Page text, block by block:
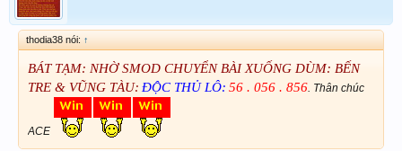
thodia38 nói: ↑
BÁT TẠM: NHỜ SMOD CHUYỂN BÀI XUỐNG DÙM: BẾN
TRE & VŨNG TÀU: ĐỘC THỦ LÔ: 56 . 056 . 856. Thân chúc
ACE